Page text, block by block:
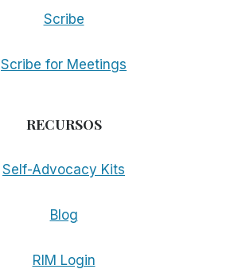
Scribe
Scribe for Meetings
RECURSOS
Self-Advocacy Kits
Blog
RIM Login